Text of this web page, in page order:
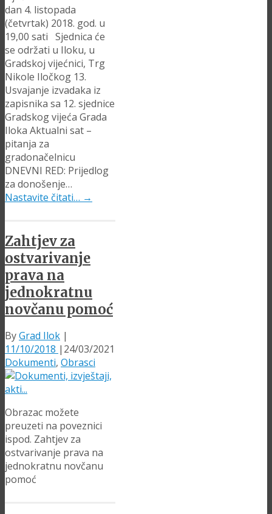
dan 4. listopada
(četvrtak) 2018. god. u
19,00 sati Sjednica će
se održati u Iloku, u
Gradskoj vijećnici, Trg
Nikole Iločkog 13.
Usvajanje izvadaka iz
zapisnika sa 12. sjednice
Gradskog vijeća Grada
Iloka Aktualni sat –
pitanja za
gradonačelnicu
DNEVNI RED: Prijedlog
za donošenje…
Nastavite čitati… →
Zahtjev za
ostvarivanje
prava na
jednokratnu
novčanu pomoć
ByGrad Ilok |
11/10/2018 | 24/03/2021
Dokumenti, Obrasci
Obrazac možete
preuzeti na poveznici
ispod. Zahtjev za
ostvarivanje prava na
jednokratnu novčanu
pomoć